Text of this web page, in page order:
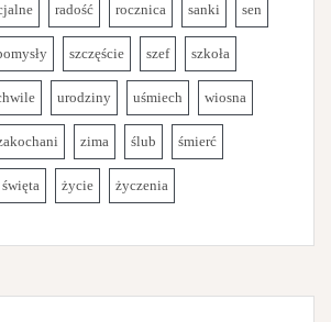
radość rocznica sanki sen
szczęście szef szkoła
urodziny uśmiech wiosna
zima ślub śmierć
święta życie życzenia